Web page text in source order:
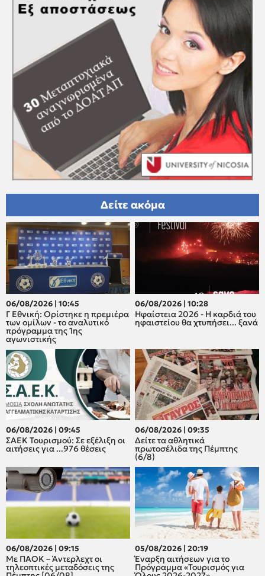
Δείτε ακόμα
06/08/2026 | 10:45
Γ Εθνική: Ορίστηκε η πρεμιέρα
των ομίλων - το αναλυτικό
πρόγραμμα της 1ης
αγωνιστικής
06/08/2026 | 10:28
Ηφαίστεια 2026 - Η καρδιά του
ηφαιστείου θα χτυπήσει... ξανά
06/08/2026 | 09:45
ΣΑΕΚ Τουρισμού: Σε εξέλιξη οι
αιτήσεις για ...976 θέσεις
06/08/2026 | 09:35
Δείτε τα αθλητικά
πρωτοσέλιδα της Πέμπτης
(6/8)
06/08/2026 | 09:15
Με ΠΑΟΚ – Άντερλεχτ οι
τηλεοπτικές μεταδόσεις της
05/08/2026 | 20:19
Έναρξη αιτήσεων για το
Πρόγραμμα «Τουρισμός για